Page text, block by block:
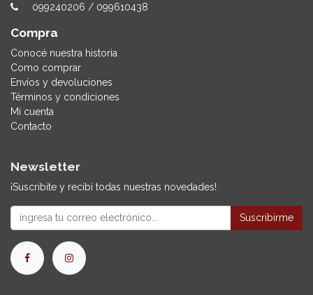
099240206 / 099610438
Compra
Conocé nuestra historia
Como comprar
Envíos y devoluciones
Términos y condiciones
Mi cuenta
Contacto
Newsletter
¡Suscribite y recibí todas nuestras novedades!
Suscribirme